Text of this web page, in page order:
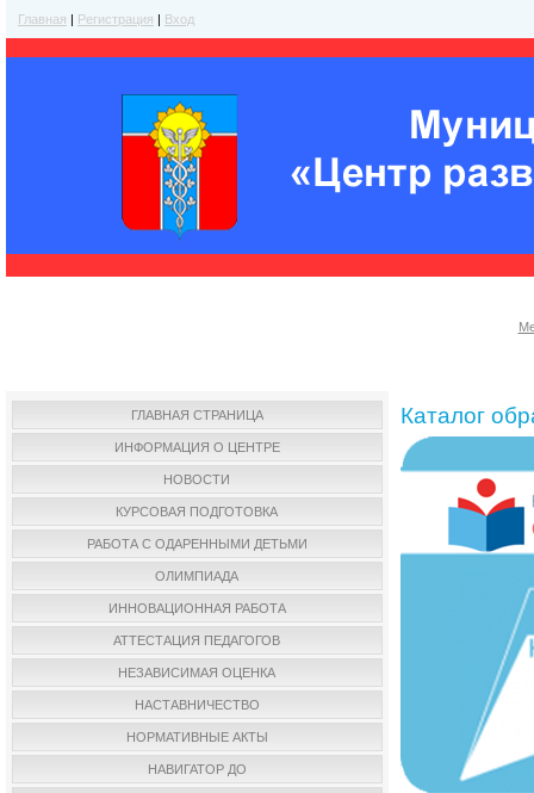
Главная | Регистрация | Вход
ГЛАВНАЯ СТРАНИЦА
ИНФОРМАЦИЯ О ЦЕНТРЕ
НОВОСТИ
КУРСОВАЯ ПОДГОТОВКА
РАБОТА С ОДАРЕННЫМИ ДЕТЬМИ
ОЛИМПИАДА
ИННОВАЦИОННАЯ РАБОТА
АТТЕСТАЦИЯ ПЕДАГОГОВ
НЕЗАВИСИМАЯ ОЦЕНКА
НАСТАВНИЧЕСТВО
НОРМАТИВНЫЕ АКТЫ
НАВИГАТОР ДО
Каталог